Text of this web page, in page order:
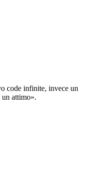
code infinite, invece un
attimo».